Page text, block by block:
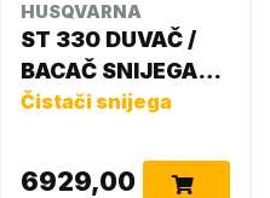
HUSQVARNA
ST 330 DUVAČ /
BACAČ SNIJEGA
HUSQVARNA
Čistači snijega
6929,00